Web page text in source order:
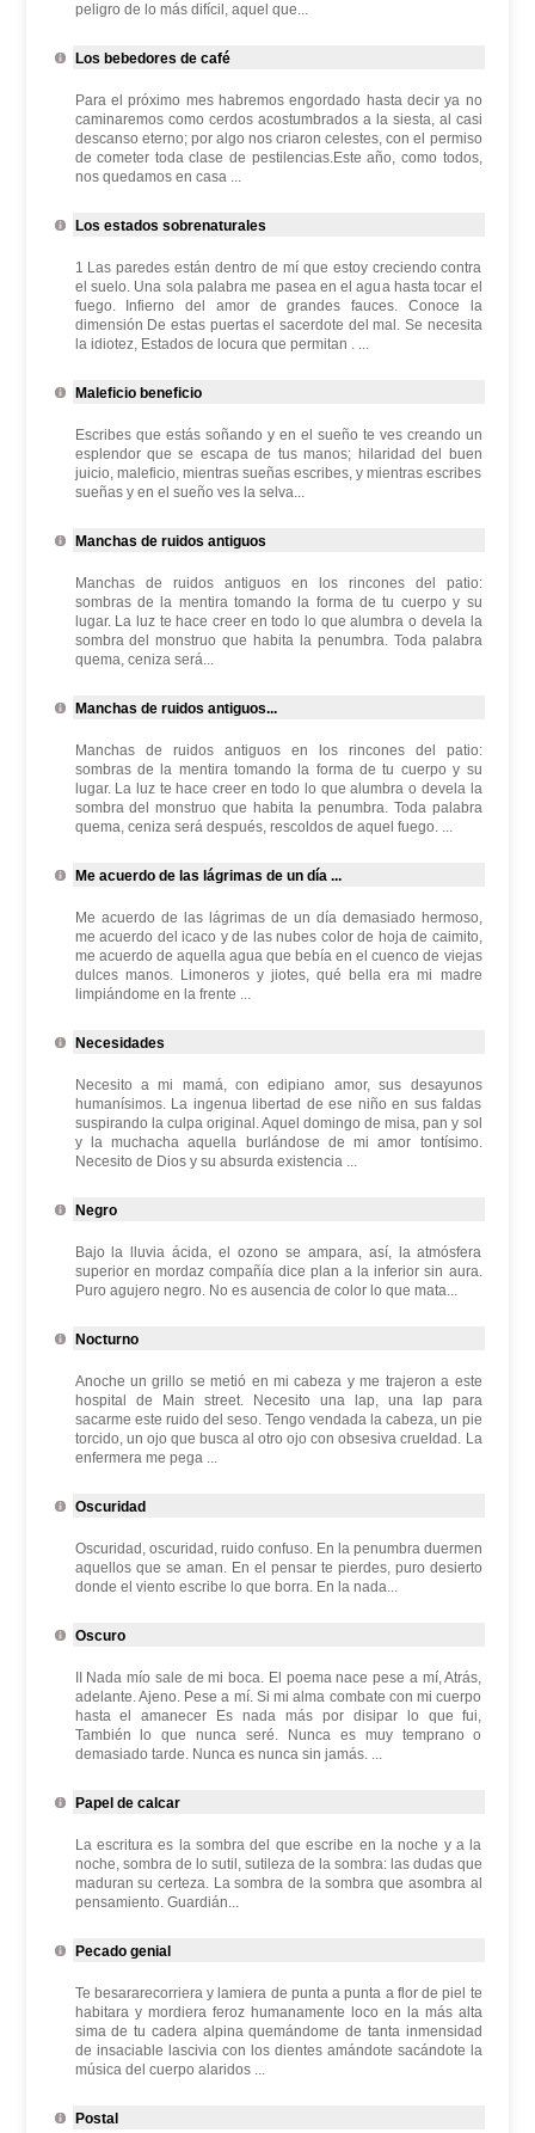
peligro de lo más difícil, aquel que...
Los bebedores de café
Para el próximo mes habremos engordado hasta decir ya no
caminaremos como cerdos acostumbrados a la siesta, al casi
descanso eterno; por algo nos criaron celestes, con el permiso
de cometer toda clase de pestilencias.Este año, como todos,
nos quedamos en casa ...
Los estados sobrenaturales
1 Las paredes están dentro de mí que estoy creciendo contra
el suelo. Una sola palabra me pasea en el agua hasta tocar el
fuego. Infierno del amor de grandes fauces. Conoce la
dimensión De estas puertas el sacerdote del mal. Se necesita
la idiotez, Estados de locura que permitan . ...
Maleficio beneficio
Escribes que estás soñando y en el sueño te ves creando un
esplendor que se escapa de tus manos; hilaridad del buen
juicio, maleficio, mientras sueñas escribes, y mientras escribes
sueñas y en el sueño ves la selva...
Manchas de ruidos antiguos
Manchas de ruidos antiguos en los rincones del patio:
sombras de la mentira tomando la forma de tu cuerpo y su
lugar. La luz te hace creer en todo lo que alumbra o devela la
sombra del monstruo que habita la penumbra. Toda palabra
quema, ceniza será...
Manchas de ruidos antiguos...
Manchas de ruidos antiguos en los rincones del patio:
sombras de la mentira tomando la forma de tu cuerpo y su
lugar. La luz te hace creer en todo lo que alumbra o devela la
sombra del monstruo que habita la penumbra. Toda palabra
quema, ceniza será después, rescoldos de aquel fuego. ...
Me acuerdo de las lágrimas de un día ...
Me acuerdo de las lágrimas de un día demasiado hermoso,
me acuerdo del icaco y de las nubes color de hoja de caimito,
me acuerdo de aquella agua que bebía en el cuenco de viejas
dulces manos. Limoneros y jiotes, qué bella era mi madre
limpiándome en la frente ...
Necesidades
Necesito a mi mamá, con edipiano amor, sus desayunos
humanísimos. La ingenua libertad de ese niño en sus faldas
suspirando la culpa original. Aquel domingo de misa, pan y sol
y la muchacha aquella burlándose de mi amor tontísimo.
Necesito de Dios y su absurda existencia ...
Negro
Bajo la lluvia ácida, el ozono se ampara, así, la atmósfera
superior en mordaz compañía dice plan a la inferior sin aura.
Puro agujero negro. No es ausencia de color lo que mata...
Nocturno
Anoche un grillo se metió en mi cabeza y me trajeron a este
hospital de Main street. Necesito una lap, una lap para
sacarme este ruido del seso. Tengo vendada la cabeza, un pie
torcido, un ojo que busca al otro ojo con obsesiva crueldad. La
enfermera me pega ...
Oscuridad
Oscuridad, oscuridad, ruido confuso. En la penumbra duermen
aquellos que se aman. En el pensar te pierdes, puro desierto
donde el viento escribe lo que borra. En la nada...
Oscuro
II Nada mío sale de mi boca. El poema nace pese a mí, Atrás,
adelante. Ajeno. Pese a mí. Si mi alma combate con mi cuerpo
hasta el amanecer Es nada más por disipar lo que fui,
También lo que nunca seré. Nunca es muy temprano o
demasiado tarde. Nunca es nunca sin jamás. ...
Papel de calcar
La escritura es la sombra del que escribe en la noche y a la
noche, sombra de lo sutil, sutileza de la sombra: las dudas que
maduran su certeza. La sombra de la sombra que asombra al
pensamiento. Guardián...
Pecado genial
Te besararecorriera y lamiera de punta a punta a flor de piel te
habitara y mordiera feroz humanamente loco en la más alta
sima de tu cadera alpina quemándome de tanta inmensidad
de insaciable lascivia con los dientes amándote sacándote la
música del cuerpo alaridos ...
Postal